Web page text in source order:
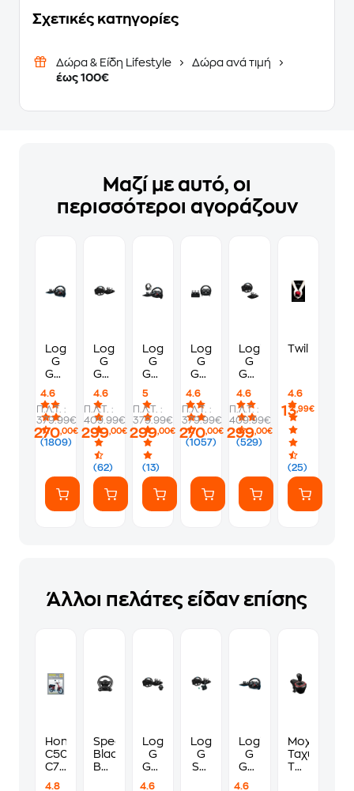
Σχετικές κατηγορίες
Δώρα & Είδη Lifestyle
Δώρα ανά τιμή
έως 100€
Μαζί με αυτό, οι
περισσότεροι αγοράζουν
Logitech
G
G29
Force
Τιμονιέρα
με
Πετάλια
PS4,
PC
4.6
(1809)
Π.Λ.Τ. :
379.99€
270,00€
Logitech
G
G923
με
Πετάλια
για
PS5,
PS4,
PC
4.6
(62)
Π.Λ.Τ. :
409.99€
299,00€
Logitech
G
G29
Force
Τιμονιέρα
με
Πετάλια
&
Headset
ASTRO
A10
Bundle
για
5
(13)
Π.Λ.Τ. :
379.99€
299,00€
Logitech
G
G920
Force
Τιμονιέρα
με
Πετάλια
One,
PC
4.6
(1057)
Π.Λ.Τ. :
379.99€
270,00€
Logitech
G
G923
Τιμονιέρα
Xbox
One/PC
4.6
(529)
Π.Λ.Τ. :
409.99€
299,00€
Twilight
4.6
(25)
13,99€
Άλλοι πελάτες είδαν επίσης
Honda
C50,
C70
4.8
Speedlink
Black
Bolt
Logitech
G
G923
4.6
Logitech
G
Set
Logitech
G
G29
4.6
Μοχλός
Ταχυτήτων